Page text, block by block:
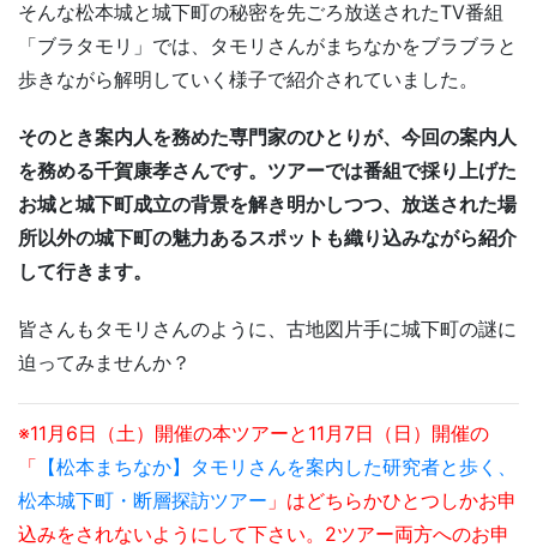
そんな松本城と城下町の秘密を先ごろ放送されたTV番組
「ブラタモリ」では、タモリさんがまちなかをブラブラと
歩きながら解明していく様子で紹介されていました。
そのとき案内人を務めた専門家のひとりが、今回の案内人
を務める千賀康孝さんです。ツアーでは番組で採り上げた
お城と城下町成立の背景を解き明かしつつ、放送された場
所以外の城下町の魅力あるスポットも織り込みながら紹介
して行きます。
皆さんもタモリさんのように、古地図片手に城下町の謎に
迫ってみませんか？
※11月6日（土）開催の本ツアーと 11月7日（日）開催の
「 【松本まちなか】タモリさんを案内した研究者と歩く、
松本城下町・断層探訪ツアー 」はどちらかひとつしかお申
込みをされないようにして下さい。2ツアー両方へのお申